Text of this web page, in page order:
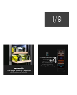
1/9
+4